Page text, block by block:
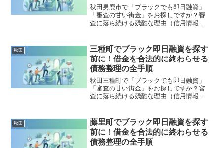
秋田男鹿市で「ブラックでも即日融資」
「審査の甘い街金」をお探しですか？審
査に落ち続ける残酷な理由（信用情報と
底解説。多重債務の地獄から抜け出し、
合法的に借金を減額・免除する「債務整
理」の正しい知識と、今すぐ督促を止め
る無料相談窓口をご案内します。
秋田
三種町でブラック即日融資を探す
前に！借金を合法的に終わらせる
債務整理の全手順
秋田三種町で「ブラックでも即日融資」
「審査の甘い街金」をお探しですか？審
査に落ち続ける残酷な理由（信用情報と
底解説。多重債務の地獄から抜け出し、
合法的に借金を減額・免除する「債務整
理」の正しい知識と、今すぐ督促を止め
る無料相談窓口をご案内します。
秋田
藤里町でブラック即日融資を探す
前に！借金を合法的に終わらせる
債務整理の全手順